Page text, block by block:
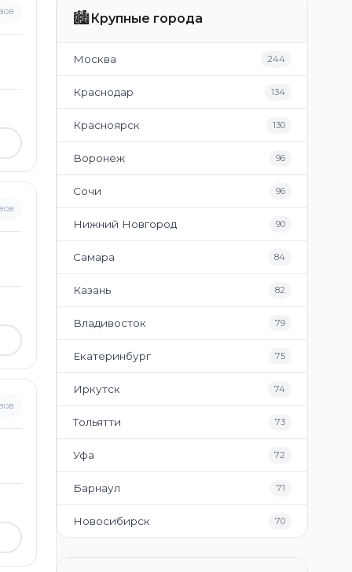
🏙️Крупные города
Москва 244
Краснодар 134
Красноярск 130
Воронеж 96
Сочи 96
Нижний Новгород 90
Самара 84
Казань 82
Владивосток 79
Екатеринбург 75
Иркутск 74
Тольятти 73
Уфа 72
Барнаул 71
Новосибирск 70